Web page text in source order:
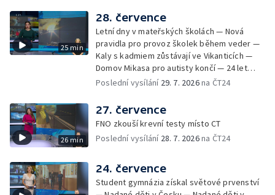
Nedostatek krve v transfuzních stanicích —
Spor kvůli novému chodníku na Keprník —
Olomoucké shakespearovské léto
25 min
28. července
Letní dny v mateřských školách — Nová
pravidla pro provoz školek během veder —
Kaly s kadmiem zůstávají ve Vikanticích —
Domov Mikasa pro autisty končí — 24 let
vězení za zapálení ženy — Kybernetický
Gorol se chystá na festival — Nová
cyklostezka až na Slovensko — AI pomáhá
při endoskopii — Výběr ze sociálních sítí ČT
— Zemřela baletka Vlasta Pavelcová —
Jičíně
Poslední vysílání 29. 7. 2026na ČT24
26 min
27. července
FNO zkouší krevní testy místo CT
Poslední vysílání 28. 7. 2026na ČT24
24. července
Student gymnázia získal světové prvenství